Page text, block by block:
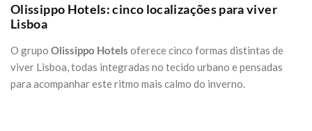
Olissippo Hotels: cinco localizações para viver
Lisboa
O grupo Olissippo Hotels oferece cinco formas distintas de
viver Lisboa, todas integradas no tecido urbano e pensadas
para acompanhar este ritmo mais calmo do inverno.